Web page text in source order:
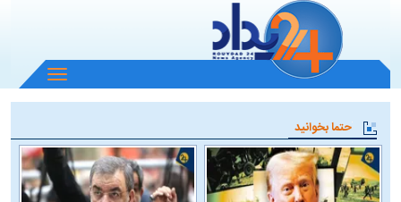
باز
و
منو
حتما بخوانید